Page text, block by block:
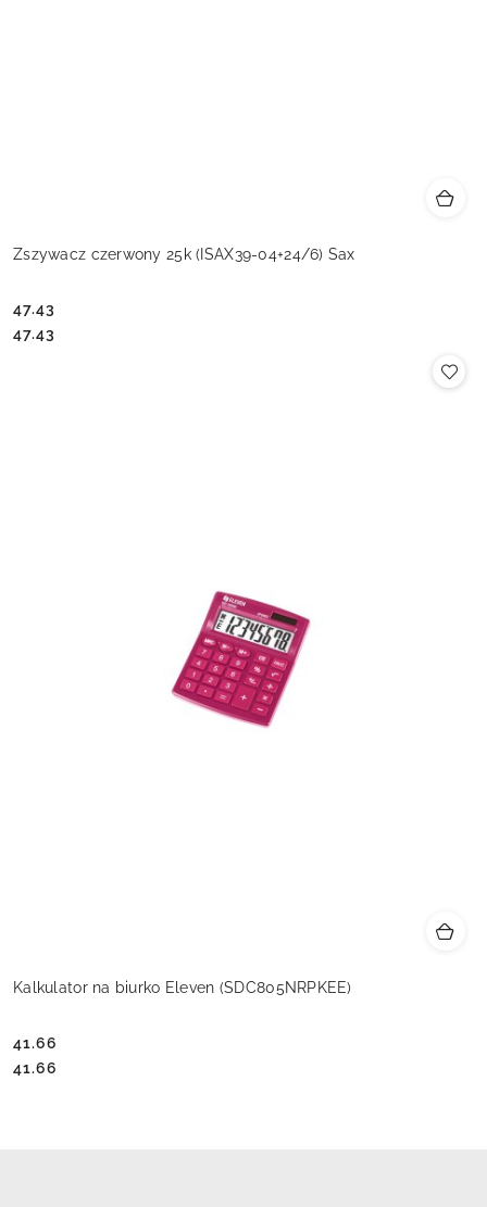
Zszywacz czerwony 25k (ISAX39-04+24/6) Sax
Cena:
47.43
Cena:
47.43
Kalkulator na biurko Eleven (SDC805NRPKEE)
Cena:
41.66
Cena:
41.66